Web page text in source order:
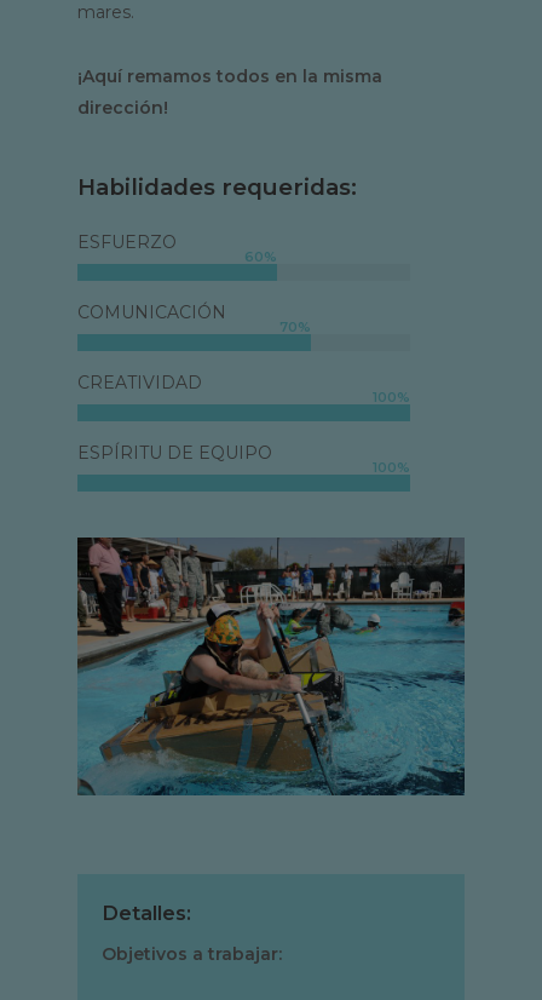
mares.
¡Aquí remamos todos en la misma
dirección!
Habilidades requeridas:
ESFUERZO
60%
COMUNICACIÓN
70%
CREATIVIDAD
100%
ESPÍRITU DE EQUIPO
100%
Detalles:
Objetivos a trabajar: